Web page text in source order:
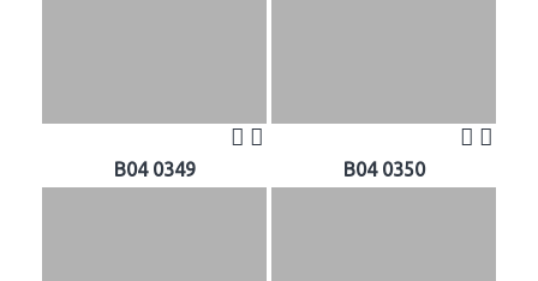
B04 0349 B04 0350